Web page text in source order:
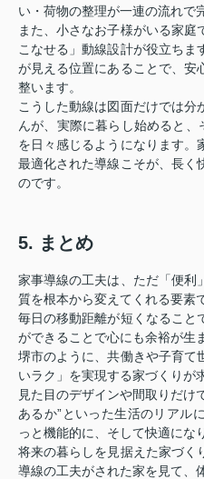
い・荷物の整理が一連の流れで
また、小さなお子様がいる家
こなせる」動線設計が役立ちま
が見える位置にあることで、安
整います。
こうした動線は図面だけでは
んが、実際に暮らし始めると、
を日々感じるようになります。
最適化された導線こそが、長く
のです。
5. まとめ
家事導線の工夫は、ただ「便利
質を根本から変えてくれる要素
毎日の移動距離が短くなること
ができることで心にも余裕が生
堺市のように、共働きや子育て
いラク」を実現する家づくりが
見た目のデザインや間取りだけ
あるか”といった生活のリアル
っと機能的に、そして快適にな
将来の暮らしを見据えた家づく
導線の工夫がされた家を見て、